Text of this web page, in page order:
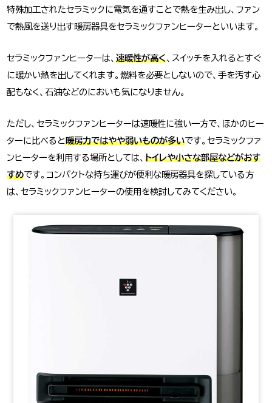
特殊加工されたセラミックに電気を通すことで熱を生み出し、ファン
で熱風を送り出す暖房器具をセラミックファンヒーターといいます。
セラミックファンヒーターは、速暖性が高く、スイッチを入れるとすぐ
に暖かい熱を出してくれます。燃料を必要としないので、手を汚す心
配もなく、石油などのにおいも気になりません。
ただし、セラミックファンヒーターは速暖性に強い一方で、ほかのヒー
ターに比べると暖房力ではやや弱いものが多いです。セラミックファ
ンヒーターを利用する場所としては、トイレや小さな部屋などがおす
すめです。コンパクトな持ち運びが便利な暖房器具を探している方
は、セラミックファンヒーターの使用を検討してみてください。